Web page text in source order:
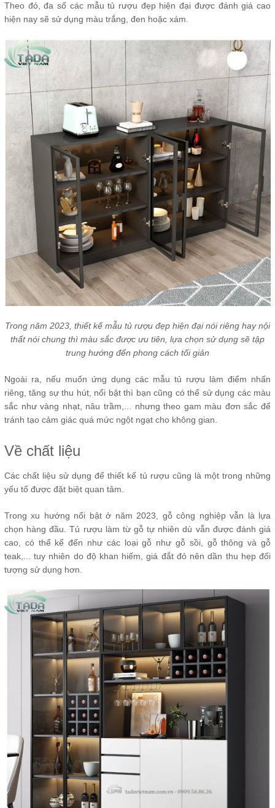
Theo đó, đa số các mẫu tủ rượu đẹp hiện đại được đánh giá cao
hiện nay sẽ sử dụng màu trắng, đen hoặc xám.
Trong năm 2023, thiết kế mẫu tủ rượu đẹp hiện đại nói riêng hay nội
thất nói chung thì màu sắc được ưu tiên, lựa chọn sử dụng sẽ tập
trung hướng đến phong cách tối giản
Ngoài ra, nếu muốn ứng dụng các mẫu tủ rượu làm điểm nhấn
riêng, tăng sự thu hút, nổi bật thì bạn cũng có thể sử dụng các màu
sắc như vàng nhạt, nâu trầm,... nhưng theo gam màu đơn sắc để
tránh tạo cảm giác quá mức ngột ngạt cho không gian.
Về chất liệu
Các chất liệu sử dụng để thiết kế tủ rượu cũng là một trong những
yếu tố được đặt biệt quan tâm.
Trong xu hướng nổi bật ở năm 2023, gỗ công nghiệp vẫn là lựa
chọn hàng đầu. Tủ rượu làm từ gỗ tự nhiên dù vẫn được đánh giá
cao, có thể kể đến như các loại gỗ như gỗ sồi, gỗ thông và gỗ
teak,... tuy nhiên do độ khan hiếm, giá đắt đỏ nên dần thu hẹp đối
tượng sử dụng hơn.